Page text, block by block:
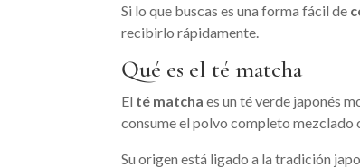
Si lo que buscas es una forma fácil de
recibirlo rápidamente.
Qué es el té matcha
El té matcha es un té verde japonés
consume el polvo completo mezclado
Su origen está ligado a la tradición